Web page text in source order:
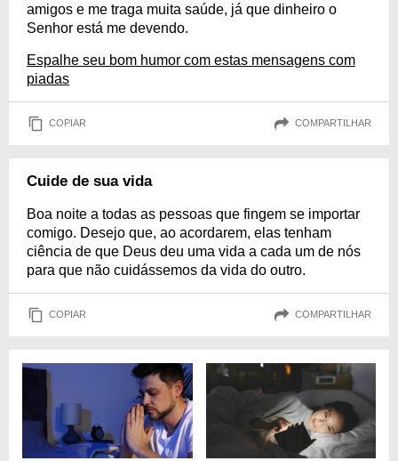
amigos e me traga muita saúde, já que dinheiro o
Senhor está me devendo.
Espalhe seu bom humor com estas mensagens com
piadas
COPIAR COMPARTILHAR
Cuide de sua vida
Boa noite a todas as pessoas que fingem se importar
comigo. Desejo que, ao acordarem, elas tenham
ciência de que Deus deu uma vida a cada um de nós
para que não cuidássemos da vida do outro.
COPIAR COMPARTILHAR